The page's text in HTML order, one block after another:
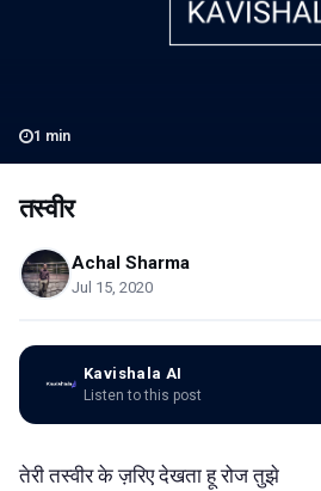
1 min
तस्वीर
Achal Sharma
Jul 15, 2020
Kavishala AI
Listen to this post
तेरी तस्वीर के ज़रिए देखता हू रोज तुझे